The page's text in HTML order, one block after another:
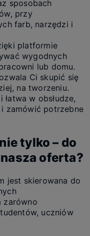
sposobach
przy
farb, narzędzi i
platformie
wygodnych
lub domu.
Ci skupić się
na tworzeniu.
w obsłudze,
zamówić potrzebne
tylko – do
oferta?
jest skierowana do
zarówno
uczniów